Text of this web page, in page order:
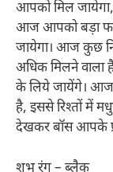
आपको मिल जायेगा,
आज आपको बड़ा
जायेगा। आज कुछ
अधिक मिलने वाला
के लिये जायेंगे।
है, इससे रिश्तों में
देखकर बॉस आपके